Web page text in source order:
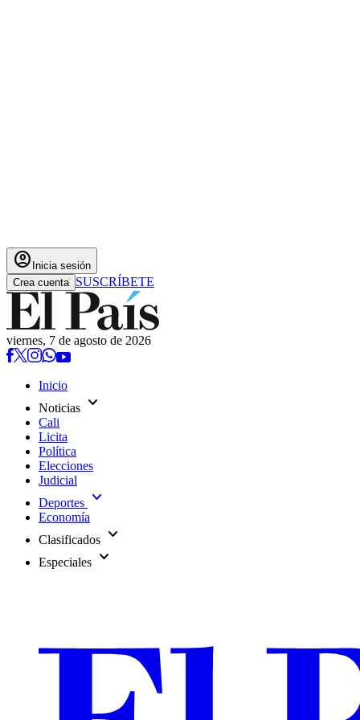
account_circle Inicia sesión
Crea cuenta SUSCRÍBETE
viernes, 7 de agosto de 2026
Inicio
Noticias expand_more
Cali
Licita
Política
Elecciones
Judicial
Deportes expand_more
Economía
Clasificados expand_more
Especiales expand_more